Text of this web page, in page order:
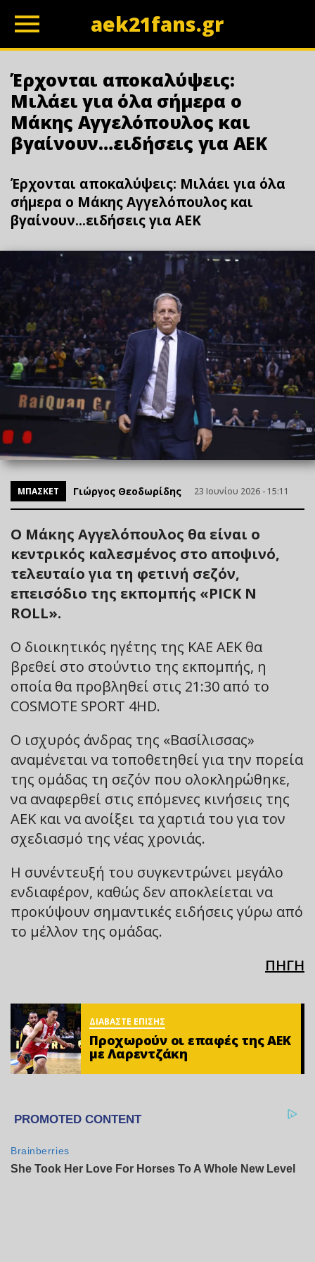
aek21fans.gr
Έρχονται αποκαλύψεις:
Μιλάει για όλα σήμερα ο
Μάκης Αγγελόπουλος και
βγαίνουν…ειδήσεις για ΑΕΚ
Έρχονται αποκαλύψεις: Μιλάει για όλα
σήμερα ο Μάκης Αγγελόπουλος και
βγαίνουν...ειδήσεις για ΑΕΚ
ΜΠΑΣΚΕΤ Γιώργος Θεοδωρίδης 23 Ιουνίου 2026 - 15:11
Ο Μάκης Αγγελόπουλος θα είναι ο
κεντρικός καλεσμένος στο αποψινό,
τελευταίο για τη φετινή σεζόν,
επεισόδιο της εκπομπής «PICK N
ROLL».
Ο διοικητικός ηγέτης της ΚΑΕ ΑΕΚ θα
βρεθεί στο στούντιο της εκπομπής, η
οποία θα προβληθεί στις 21:30 από το
COSMOTE SPORT 4HD.
Ο ισχυρός άνδρας της «Βασίλισσας»
αναμένεται να τοποθετηθεί για την πορεία
της ομάδας τη σεζόν που ολοκληρώθηκε,
να αναφερθεί στις επόμενες κινήσεις της
ΑΕΚ και να ανοίξει τα χαρτιά του για τον
σχεδιασμό της νέας χρονιάς.
Η συνέντευξή του συγκεντρώνει μεγάλο
ενδιαφέρον, καθώς δεν αποκλείεται να
προκύψουν σημαντικές ειδήσεις γύρω από
το μέλλον της ομάδας.
ΠΗΓΗ
ΔΙΑΒΑΣΤΕ ΕΠΙΣΗΣ
Προχωρούν οι επαφές της ΑΕΚ
με Λαρεντζάκη